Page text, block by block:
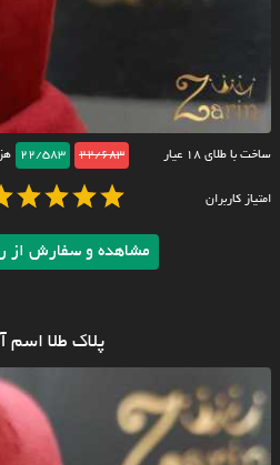
ساخت با طلای ۱۸ عیار 22/683
22/583
امتیاز کاربران
مشاهده و سفارش از
پلاک طلا اسم